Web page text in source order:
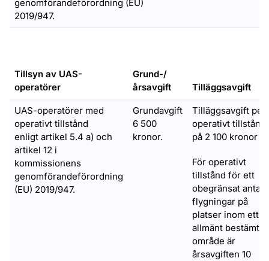
genomförandeförordning (EU)
2019/947.
Tillsyn av UAS-
operatörer
Grund-/
årsavgift
Tilläggsavgift
UAS-operatörer med
operativt tillstånd
enligt artikel 5.4 a) och
artikel 12 i
kommissionens
genomförandeförordning
(EU) 2019/947.
Grundavgift
6 500
kronor.
Tilläggsavgift per
operativt tillstånd
på 2 100 kronor
För operativt
tillstånd för ett
obegränsat antal
flygningar på
platser inom ett
allmänt bestämt
område är
årsavgiften 10